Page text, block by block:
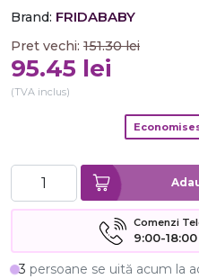
Brand: FRIDABABY
Pret vechi: 151.30 lei
95.45 lei
(TVA inclus)
Comenzi
9:00-
3 persoane se uită acum la